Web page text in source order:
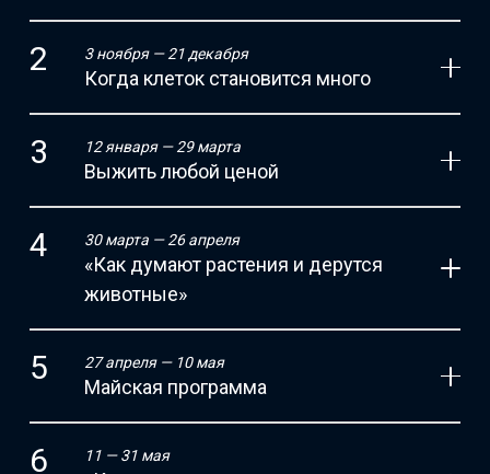
3 ноября — 21 декабря
Когда клеток становится много
12 января — 29 марта
Выжить любой ценой
30 марта — 26 апреля
«Как думают растения и дерутся
животные»
27 апреля — 10 мая
Майская программа
11 — 31 мая